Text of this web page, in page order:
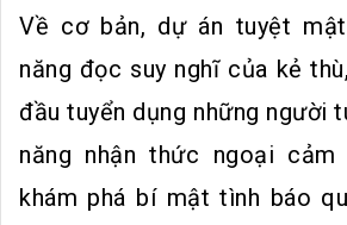
Về cơ bản, dự án tuyệt
năng đọc suy nghĩ của kẻ
đầu tuyển dụng những người
năng nhận thức ngoại
khám phá bí mật tình báo